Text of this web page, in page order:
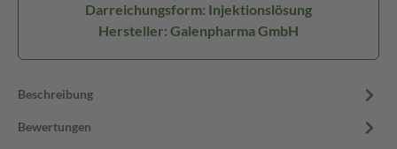
Darreichungsform: Injektionslösung
Hersteller: Galenpharma GmbH
Beschreibung
Bewertungen